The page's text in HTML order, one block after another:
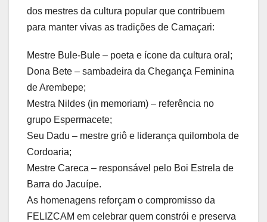
dos mestres da cultura popular que contribuem
para manter vivas as tradições de Camaçari:
Mestre Bule-Bule – poeta e ícone da cultura oral;
Dona Bete – sambadeira da Chegança Feminina
de Arembepe;
Mestra Nildes (in memoriam) – referência no
grupo Espermacete;
Seu Dadu – mestre griô e liderança quilombola de
Cordoaria;
Mestre Careca – responsável pelo Boi Estrela de
Barra do Jacuípe.
As homenagens reforçam o compromisso da
FELIZCAM em celebrar quem constrói e preserva